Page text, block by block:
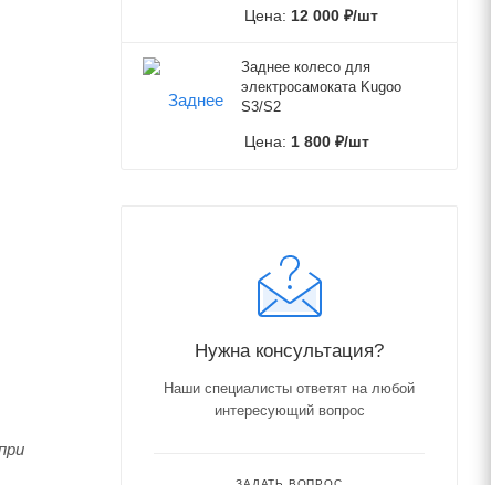
Цена: 12 000 ₽/шт
Заднее колесо для
электросамоката Kugoo
S3/S2
Цена: 1 800 ₽/шт
Нужна консультация?
Наши специалисты ответят на любой
интересующий вопрос